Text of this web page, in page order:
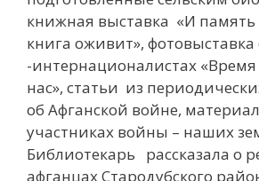
книжная выставка «И память
книга оживит»,
-интернационалистах
нас», статьи из
об Афганской войне,
участниках войны – наших
Библиотекарь рассказала о
афганцах Стародубского